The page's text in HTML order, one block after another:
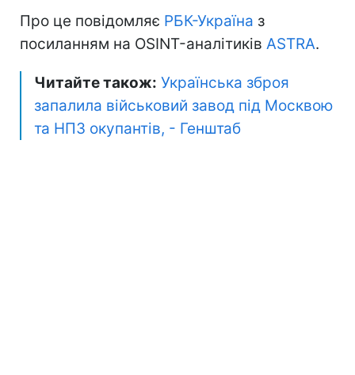
Про це повідомляє РБК-Україна з
посиланням на OSINT-аналітиків ASTRA.
Читайте також: Українська зброя
запалила військовий завод під Москвою
та НПЗ окупантів, - Генштаб